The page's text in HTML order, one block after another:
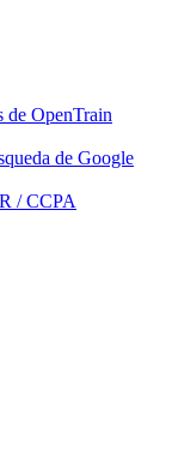
de OpenTrain
de Google
/ CCPA